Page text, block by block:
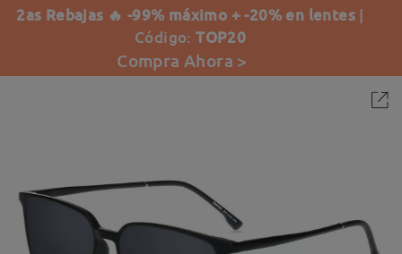
2as Rebajas 🔥 -99% máximo + -20% en lentes |
Código:TOP20
Compra Ahora >